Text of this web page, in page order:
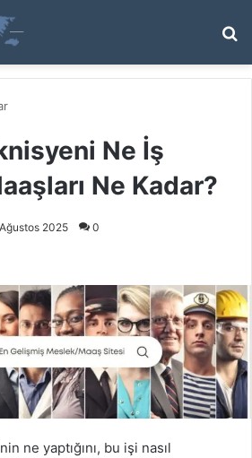
...
Ne İş
Ne Kadar?
2025 0
ne yaptığını, bu işi nasıl